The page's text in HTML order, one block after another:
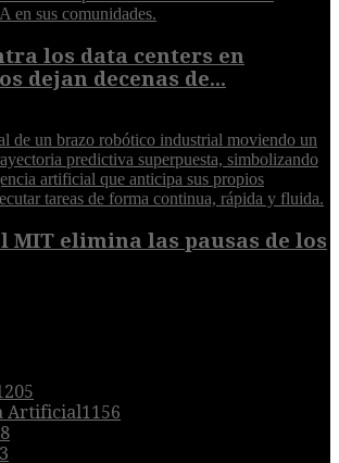
los data centers en
dejan decenas de...
MIT elimina las pausas de los
Artificial1156